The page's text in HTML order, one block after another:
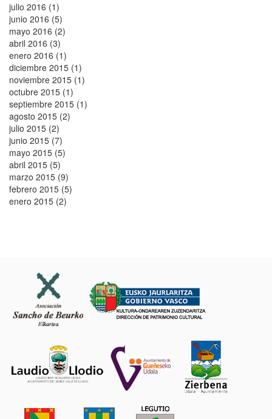
julio 2016 (1)
junio 2016 (5)
mayo 2016 (2)
abril 2016 (3)
enero 2016 (1)
diciembre 2015 (1)
noviembre 2015 (1)
octubre 2015 (1)
septiembre 2015 (1)
agosto 2015 (2)
julio 2015 (2)
junio 2015 (7)
mayo 2015 (5)
abril 2015 (5)
marzo 2015 (9)
febrero 2015 (5)
enero 2015 (2)